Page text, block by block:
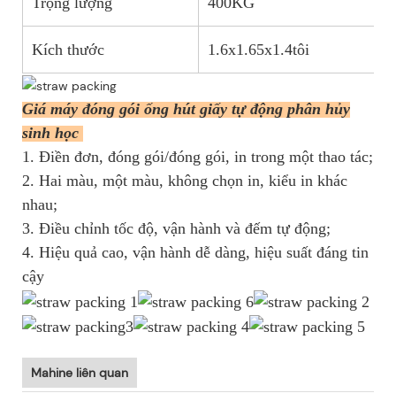
Kích thước 1.6x1.65x1.4tôi
Giá máy đóng gói ống hút giấy tự động phân hủy
sinh học
1. Điền đơn, đóng gói/đóng gói, in trong một thao tác;
2. Hai màu, một màu, không chọn in, kiểu in khác
nhau;
3. Điều chỉnh tốc độ, vận hành và đếm tự động;
4. Hiệu quả cao, vận hành dễ dàng, hiệu suất đáng tin
cậy
Mahine liên quan